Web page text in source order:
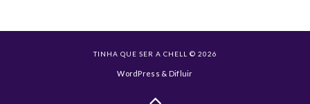
TINHA QUE SER A CHELL © 2026
WordPress & Difluir
Voltar